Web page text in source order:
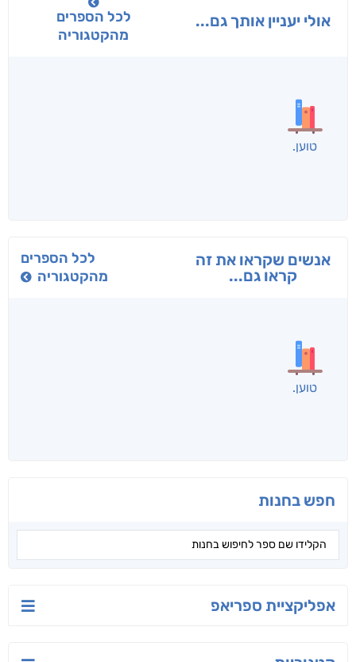
אולי יעניין אותך גם...
לכל הספרים
מהקטגוריה
בפנוכו
חני שאטן
תרדמת
א. פ.
אנשים שקראו את זה
יאיר פומרנץ עו"ד מאלק חיר